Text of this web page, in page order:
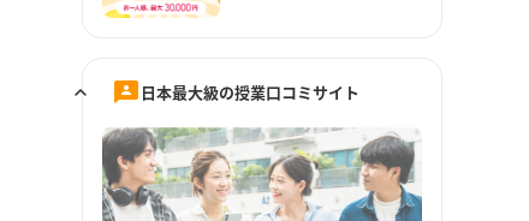
日本最大級の授業口コミサイト